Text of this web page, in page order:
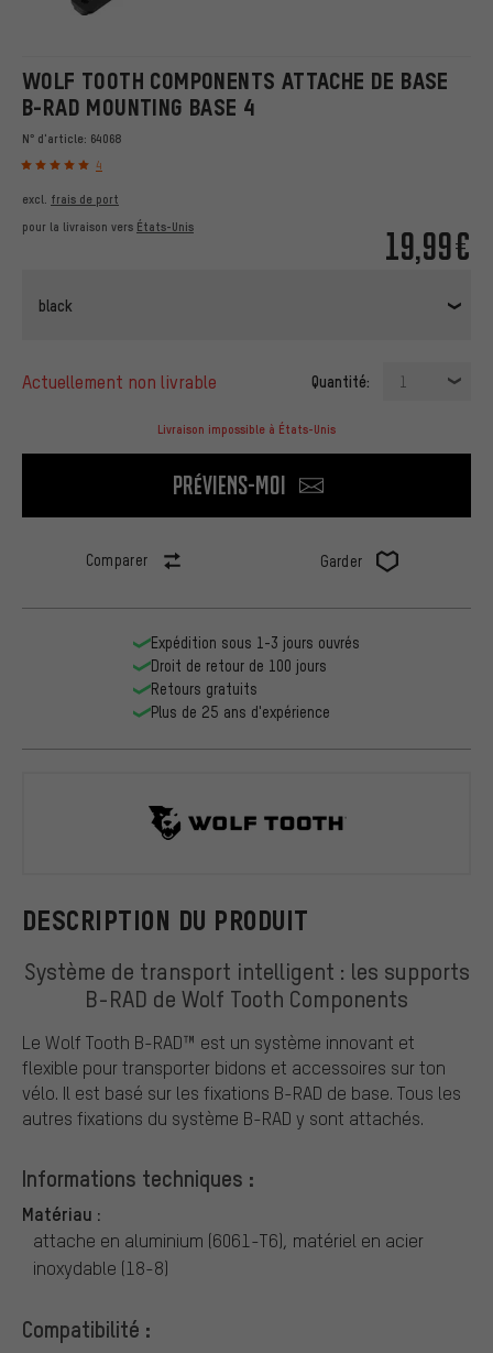
WOLF TOOTH COMPONENTS ATTACHE DE BASE
B-RAD MOUNTING BASE 4
N° d'article: 64068
4
19,99€
excl. frais de port
pour la livraison vers États-Unis
black
actuellement non livrable Quantité: 1
Livraison impossible à États-Unis
Préviens-moi
Comparer Garder
DESCRIPTION DU PRODUIT
Système de transport intelligent : les supports
B-RAD de Wolf Tooth Components
Le Wolf Tooth B-RAD™ est un système innovant et
flexible pour transporter bidons et accessoires sur ton
vélo. Il est basé sur les fixations B-RAD de base. Tous les
autres fixations du système B-RAD y sont attachés.
Informations techniques :
Matériau :
attache en aluminium (6061-T6), matériel en acier
inoxydable (18-8)
Compatibilité :
Expédition sous 1-3 jours ouvrés
Droit de retour de 100 jours
Retours gratuits
Plus de 25 ans d'expérience